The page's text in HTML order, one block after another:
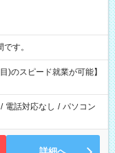
間です。
)のスピード就業が可能】
/ 電話対応なし / パソコン